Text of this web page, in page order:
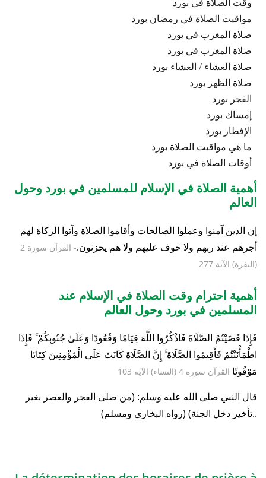
مواقيت الصلاة في رمضان بورد
صلاة المغرب في بورد
صلاة المغرب في بورد
صلاة العشاء / العشاء بورد
صلاة الظهر بورد
الفجر بورد
إمساك بورد
الإفطار بورد
ما هي مواقيت الصلاة بورد
أوقات الصلاة في بورد
أهمية الصلاة في الإسلام للمسلمين في بورد وحول
العالم
إن الذين آمنوا وعملوا الصالحات وأقاموا الصلاة وآتوا الزكاة لهم
أجرهم عند ربهم ولا خوف عليهم ولا هم يحزنون.
- القرآن سورة 2
(البقرة) الآية 277
أهمية احترام وقت الصلاة في الإسلام عند
المسلمين في بورد وحول العالم
فَإِذَا قَضَيْتُمُ الصَّلَاةَ فَاذْكُرُوا اللَّهَ قِيَامًا وَقُعُودًا وَعَلَىٰ جُنُوبِكُمْ ۚ فَإِذَا
اطْمَأْنَنْتُمْ فَأَقِيمُوا الصَّلَاةَ ۚ إِنَّ الصَّلَاةَ كَانَتْ عَلَى الْمُؤْمِنِينَ كِتَابًا
مَوْقُوتًا القرآن سورة 4 (النساء) الآية 103
قال النبي صلى الله عليه وسلم: (من صلى الفجر والعصر بغير
تأخير دخل الجنة) (رواه البخاري ومسلم)..